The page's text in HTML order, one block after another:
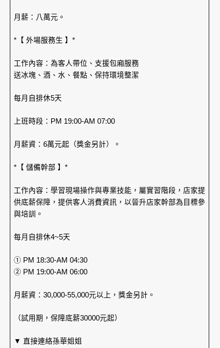
月薪：八萬元。
*【 外場服務生 】*
工作內容：為客人帶位、支援包廂服務
送冰塊、酒、水、餐點、保持環境整潔
每月自排休5天
上班時段：PM 19:00-AM 07:00
月薪資：6萬元起（獎金另計）。
*【 儲備幹部 】*
工作內容：學習現場操作與專業技能，屬實習階段，店家提
供底薪保障，提供客人消費資訊，以晉升店家幹部為目標參
與培訓。
每月自排休4~5天
① PM 18:30-AM 04:30
② PM 19:00-AM 06:00
月薪資：30,000-55,000元以上，獎金另計。
（試用期，保障底薪30000元起）
▼ 直接連絡孫華姐姐